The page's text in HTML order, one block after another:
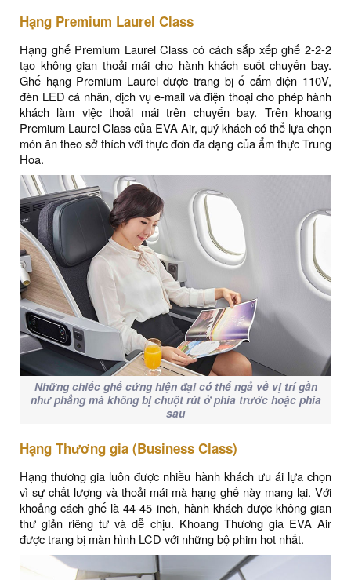
Hạng Premium Laurel Class
Hạng ghế Premium Laurel Class có cách sắp xếp ghế 2-2-2
tạo không gian thoải mái cho hành khách suốt chuyến bay.
Ghế hạng Premium Laurel được trang bị ổ cắm điện 110V,
đèn LED cá nhân, dịch vụ e-mail và điện thoại cho phép hành
khách làm việc thoải mái trên chuyến bay. Trên khoang
Premium Laurel Class của EVA Air, quý khách có thể lựa chọn
món ăn theo sở thích với thực đơn đa dạng của ẩm thực Trung
Hoa.
Những chiếc ghế cứng hiện đại có thể ngả về vị trí gần
như phẳng mà không bị chuột rút ở phía trước hoặc phía
sau
Hạng Thương gia (Business Class)
Hạng thương gia luôn được nhiều hành khách ưu ái lựa chọn
vì sự chất lượng và thoải mái mà hạng ghế này mang lại. Với
khoảng cách ghế là 44-45 inch, hành khách được không gian
thư giản riêng tư và dễ chịu. Khoang Thương gia EVA Air
được trang bị màn hình LCD với những bộ phim hot nhất.